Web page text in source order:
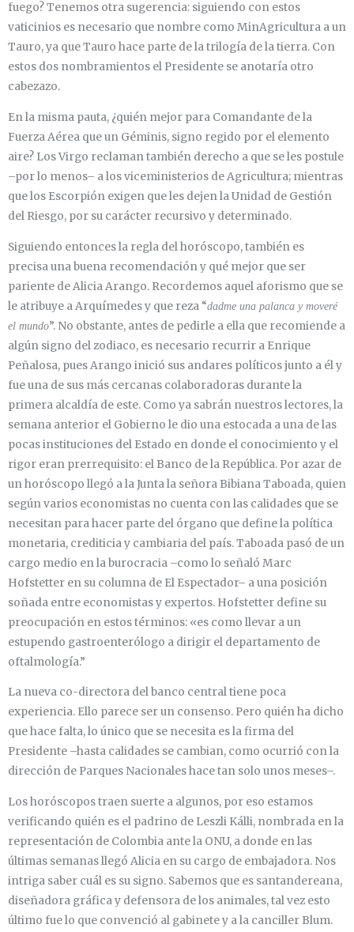
fuego? Tenemos otra sugerencia: siguiendo con estos
vaticinios es necesario que nombre como MinAgricultura a un
Tauro, ya que Tauro hace parte de la trilogía de la tierra. Con
estos dos nombramientos el Presidente se anotaría otro
cabezazo.
En la misma pauta, ¿quién mejor para Comandante de la
Fuerza Aérea que un Géminis, signo regido por el elemento
aire? Los Virgo reclaman también derecho a que se les postule
–por lo menos– a los viceministerios de Agricultura; mientras
que los Escorpión exigen que les dejen la Unidad de Gestión
del Riesgo, por su carácter recursivo y determinado.
Siguiendo entonces la regla del horóscopo, también es
precisa una buena recomendación y qué mejor que ser
pariente de Alicia Arango. Recordemos aquel aforismo que se
le atribuye a Arquímedes y que reza “dadme una palanca y moveré
el mundo”. No obstante, antes de pedirle a ella que recomiende a
algún signo del zodiaco, es necesario recurrir a Enrique
Peñalosa, pues Arango inició sus andares políticos junto a él y
fue una de sus más cercanas colaboradoras durante la
primera alcaldía de este. Como ya sabrán nuestros lectores, la
semana anterior el Gobierno le dio una estocada a una de las
pocas instituciones del Estado en donde el conocimiento y el
rigor eran prerrequisito: el Banco de la República. Por azar de
un horóscopo llegó a la Junta la señora Bibiana Taboada, quien
según varios economistas no cuenta con las calidades que se
necesitan para hacer parte del órgano que define la política
monetaria, crediticia y cambiaria del país. Taboada pasó de un
cargo medio en la burocracia –como lo señaló Marc
Hofstetter en su columna de El Espectador– a una posición
soñada entre economistas y expertos. Hofstetter define su
preocupación en estos términos: «es como llevar a un
estupendo gastroenterólogo a dirigir el departamento de
oftalmología.”
La nueva co-directora del banco central tiene poca
experiencia. Ello parece ser un consenso. Pero quién ha dicho
que hace falta, lo único que se necesita es la firma del
Presidente –hasta calidades se cambian, como ocurrió con la
dirección de Parques Nacionales hace tan solo unos meses–.
Los horóscopos traen suerte a algunos, por eso estamos
verificando quién es el padrino de Leszli Kálli, nombrada en la
representación de Colombia ante la ONU, a donde en las
últimas semanas llegó Alicia en su cargo de embajadora. Nos
intriga saber cuál es su signo. Sabemos que es santandereana,
diseñadora gráfica y defensora de los animales, tal vez esto
último fue lo que convenció al gabinete y a la canciller Blum.